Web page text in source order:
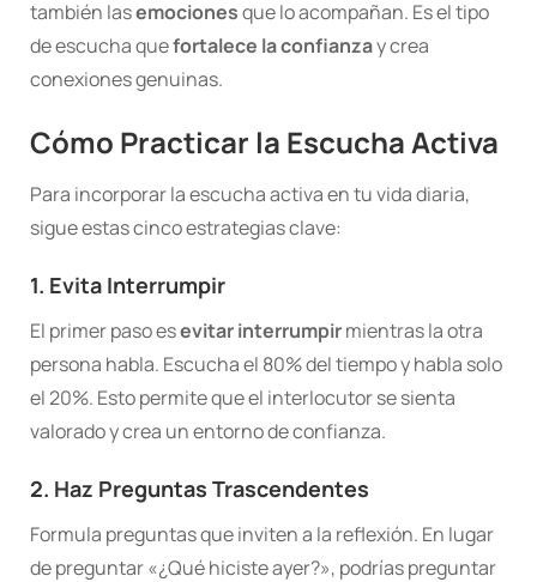
también lasemocionesque lo acompañan. Es el tipo
de escucha quefortalece la confianzay crea
conexiones genuinas.
Cómo Practicar la Escucha Activa
Para incorporar la escucha activa en tu vida diaria,
sigue estas cinco estrategias clave:
1. Evita Interrumpir
El primer paso esevitar interrumpirmientras la otra
persona habla. Escucha el 80% del tiempo y habla solo
el 20%. Esto permite que el interlocutor se sienta
valorado y crea un entorno de confianza.
2. Haz Preguntas Trascendentes
Formula preguntas que inviten a la reflexión. En lugar
de preguntar «¿Qué hiciste ayer?», podrías preguntar